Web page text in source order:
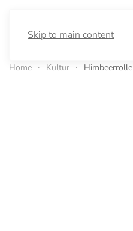
Skip to main content
Home Kultur Himbeerrolle